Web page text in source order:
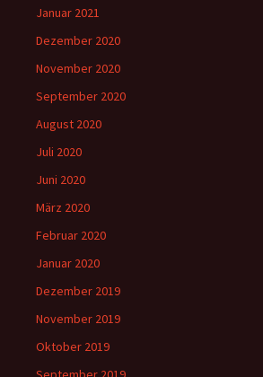
Januar 2021
Dezember 2020
November 2020
September 2020
August 2020
Juli 2020
Juni 2020
März 2020
Februar 2020
Januar 2020
Dezember 2019
November 2019
Oktober 2019